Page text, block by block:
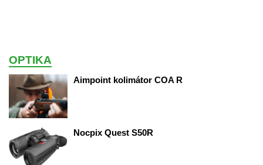
OPTIKA
Aimpoint kolimátor COA R
Nocpix Quest S50R